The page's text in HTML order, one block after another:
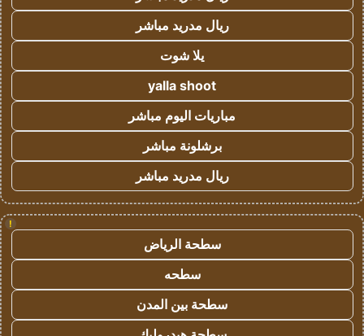
ريال مدريد مباشر
يلا شوت
yalla shoot
مباريات اليوم مباشر
برشلونة مباشر
ريال مدريد مباشر
!
سطحة الرياض
سطحه
سطحة بين المدن